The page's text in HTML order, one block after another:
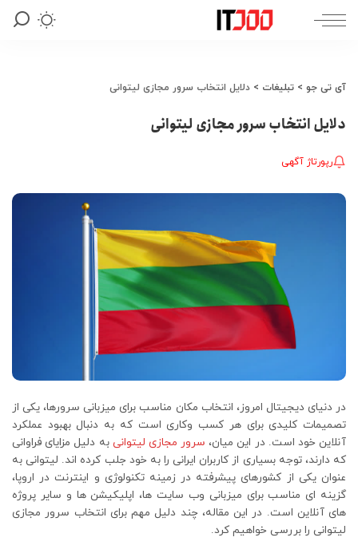
آی تی جو > تبلیغات > دلایل انتخاب سرور مجازی لیتوانی
دلایل انتخاب سرور مجازی لیتوانی
رپورتاژ آگهی
در دنیای دیجیتال امروز، انتخاب مکان مناسب برای میزبانی سرورها، یکی از
تصمیمات کلیدی برای هر کسب وکاری است که به دنبال بهبود عملکرد
آنلاین خود است. در این میان، سرور مجازی لیتوانی به دلیل مزایای فراوانی
که دارند، توجه بسیاری از کاربران ایرانی را به خود جلب کرده اند. لیتوانی به
عنوان یکی از کشورهای پیشرفته در زمینه تکنولوژی و اینترنت در اروپا،
گزینه ای مناسب برای میزبانی وب سایت ها، اپلیکیشن ها و سایر پروژه
های آنلاین است. در این مقاله، چند دلیل مهم برای انتخاب سرور مجازی
لیتوانی را بررسی خواهیم کرد.